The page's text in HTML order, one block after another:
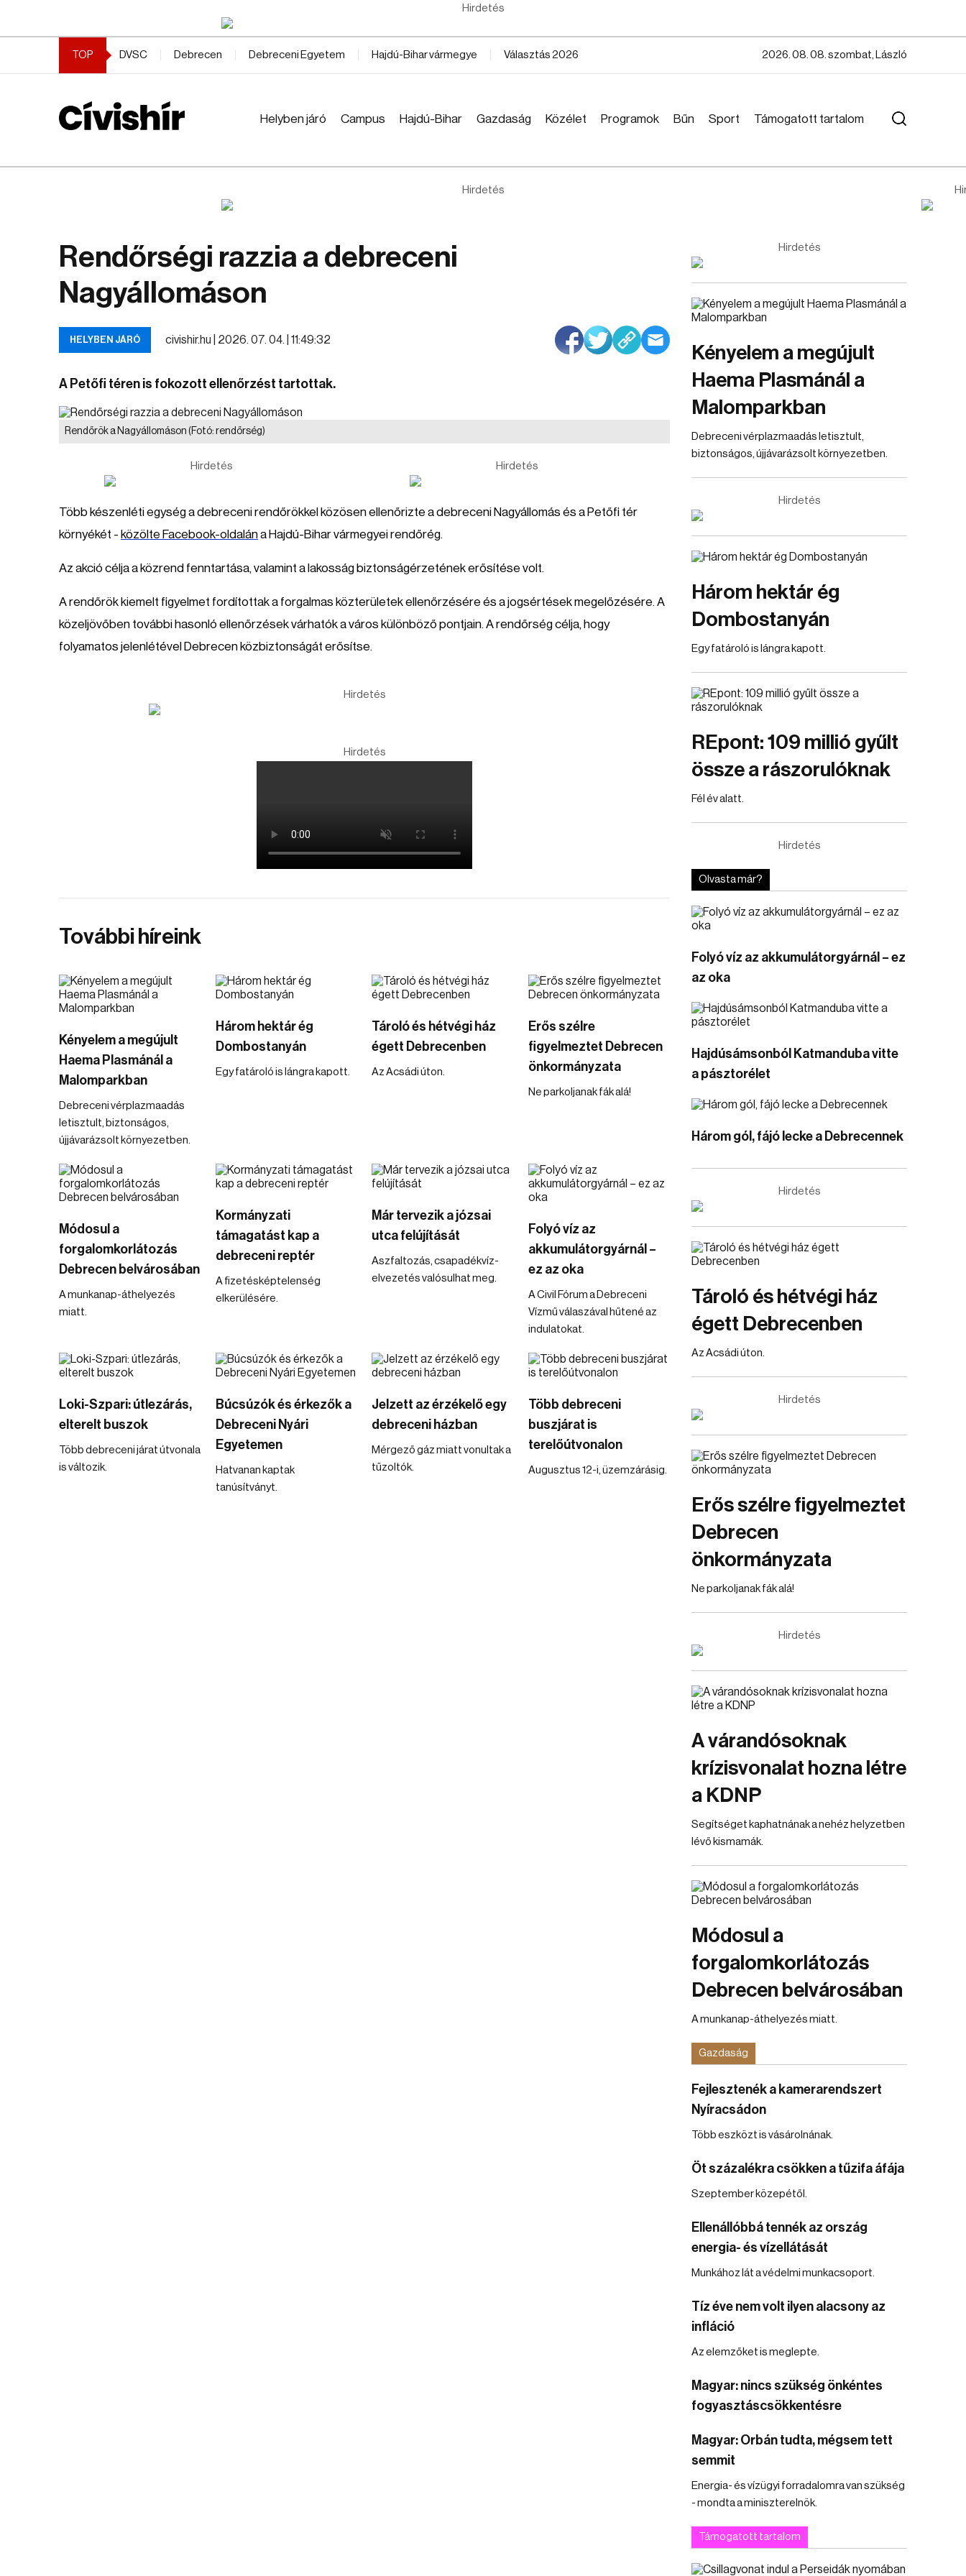
Hirdetés
TOP DVSC Debrecen Debreceni Egyetem Hajdú-Bihar vármegye Választás 2026 2026. 08. 08. szombat, László
Helyben járó Campus Hajdú-Bihar Gazdaság Közélet Programok Bűn Sport Támogatott tartalom
Hirdetés
Rendőrségi razzia a debreceni
Nagyállomáson
HELYBEN JÁRÓ civishir.hu | 2026. 07. 04. | 11:49:32
A Petőfi téren is fokozott ellenőrzést tartottak.
Rendőrök a Nagyállomáson (Fotó: rendőrség)
Hirdetés Hirdetés
Több készenléti egység a debreceni rendőrökkel közösen ellenőrizte a debreceni Nagyállomás és a Petőfi tér
környékét - közölte Facebook-oldalána Hajdú-Bihar vármegyei rendőrég.
Az akció célja a közrend fenntartása, valamint a lakosság biztonságérzetének erősítése volt.
A rendőrök kiemelt figyelmet fordítottak a forgalmas közterületek ellenőrzésére és a jogsértések megelőzésére. A
közeljövőben további hasonló ellenőrzések várhatók a város különböző pontjain. A rendőrség célja, hogy
folyamatos jelenlétével Debrecen közbiztonságát erősítse.
Hirdetés
Hirdetés
További híreink
Kényelem a megújult
Haema Plasmánál a
Malomparkban
Debreceni vérplazmaadás
letisztult, biztonságos,
újjávarázsolt környezetben.
Három hektár ég
Dombostanyán
Egy fatároló is lángra kapott.
Tároló és hétvégi ház
égett Debrecenben
Az Acsádi úton.
Erős szélre
figyelmeztet Debrecen
önkormányzata
Ne parkoljanak fák alá!
Módosul a
forgalomkorlátozás
Debrecen belvárosában
A munkanap-áthelyezés
miatt.
Kormányzati
támagatást kap a
debreceni reptér
A fizetésképtelenség
elkerülésére.
Már tervezik a józsai
utca felújítását
Aszfaltozás, csapadékvíz-
elvezetés valósulhat meg.
Folyó víz az
akkumulátorgyárnál –
ez az oka
A Civil Fórum a Debreceni
Vízmű válaszával hűtené az
indulatokat.
Loki-Szpari: útlezárás,
elterelt buszok
Több debreceni járat útvonala
is változik.
Búcsúzók és érkezők a
Debreceni Nyári
Egyetemen
Hatvanan kaptak
tanúsítványt.
Jelzett az érzékelő egy
debreceni házban
Mérgező gáz miatt vonultak a
tűzoltók.
Több debreceni
buszjárat is
terelőútvonalon
Augusztus 12-i, üzemzárásig.
Hirdetés
Kényelem a megújult
Haema Plasmánál a
Malomparkban
Debreceni vérplazmaadás letisztult,
biztonságos, újjávarázsolt környezetben.
Hirdetés
Három hektár ég
Dombostanyán
Egy fatároló is lángra kapott.
REpont: 109 millió gyűlt
össze a rászorulóknak
Fél év alatt.
Hirdetés
Olvasta már?
Folyó víz az akkumulátorgyárnál – ez
az oka
Hajdúsámsonból Katmanduba vitte
a pásztorélet
Három gól, fájó lecke a Debrecennek
Hirdetés
Tároló és hétvégi ház
égett Debrecenben
Az Acsádi úton.
Hirdetés
Erős szélre figyelmeztet
Debrecen
önkormányzata
Ne parkoljanak fák alá!
Hirdetés
A várandósoknak
krízisvonalat hozna létre
a KDNP
Segítséget kaphatnának a nehéz helyzetben
lévő kismamák.
Módosul a
forgalomkorlátozás
Debrecen belvárosában
A munkanap-áthelyezés miatt.
Gazdaság
Fejlesztenék a kamerarendszert
Nyíracsádon
Több eszközt is vásárolnának.
Öt százalékra csökken a tűzifa áfája
Szeptember közepétől.
Ellenállóbbá tennék az ország
energia- és vízellátását
Munkához lát a védelmi munkacsoport.
Tíz éve nem volt ilyen alacsony az
infláció
Az elemzőket is meglepte.
Magyar: nincs szükség önkéntes
fogyasztáscsökkentésre
Magyar: Orbán tudta, mégsem tett
semmit
Energia- és vízügyi forradalomra van szükség
- mondta a miniszterelnök.
Támogatott tartalom